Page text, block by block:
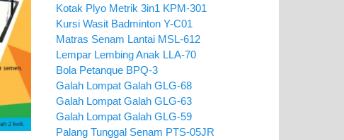
Kotak Plyo Metrik 3in1 KPM-301
Kursi Wasit Badminton Y-C01
Matras Senam Lantai MSL-612
Lempar Lembing Anak LLA-70
Bola Petanque BPQ-3
Galah Lompat Galah GLG-68
Galah Lompat Galah GLG-63
Galah Lompat Galah GLG-59
Palang Tunggal Senam PTS-05JR